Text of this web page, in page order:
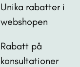
Unika rabatter i
webshopen
Rabatt på
konsultationer